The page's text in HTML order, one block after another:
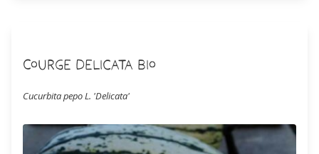
Courge Delicata Bio
Cucurbita pepo L. 'Delicata'